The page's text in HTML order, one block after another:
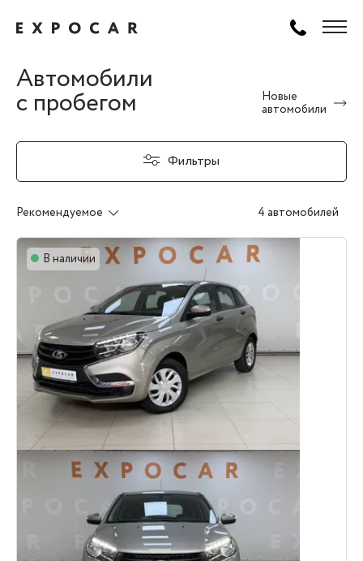
Автомобили
с пробегом
Новые
автомобили
Фильтры
Рекомендуемое 4 автомобилей
В наличии